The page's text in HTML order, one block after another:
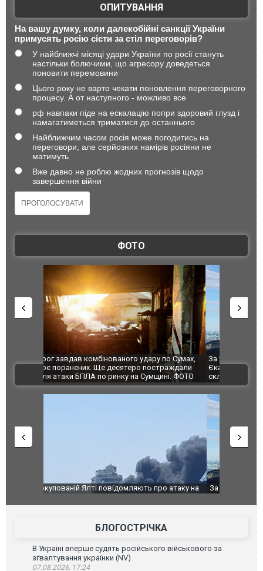
ОПИТУВАННЯ
На вашу думку, коли далекобійні санкції України
примусять росію сісти за стіл переговорів?
У найближчі місяці удари України по росії стануть
настільки болючими, що агресору доведеться
поновити перемовини
Цього року не варто чекати поновлення переговорного
процесу. А от наступного - можливо все
рф навпаки піде на ескалацію попри здоровий глузд і
намагатиметься триматися до останнього
Найближчим часом росія може погодитись на
переговори, але серйозних намірів росіяни не
матимуть
Вже давно не роблю жодних прогнозів щодо
завершення війни
ФОТО
За 2000 кілометрів від кордону з Україною: в
Єкатеринбурзі після атаки дронів загорівся
склад Wildberries. ФОТО. ВІДЕО
"Мої
ВІДЕО
За 2000 кілометрів від кордону з Україною: в
Єкатеринбурзі після атаки дронів загорівся
склад Wildberries. ФОТО. ВІДЕО
В
БЛОГОСТРІЧКА
В Україні вперше судять російського військового за
зґвалтування українки (NV)
07.08.2026, 17:24